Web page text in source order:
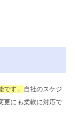
す。 自社のスケジ
更にも柔軟に対応で